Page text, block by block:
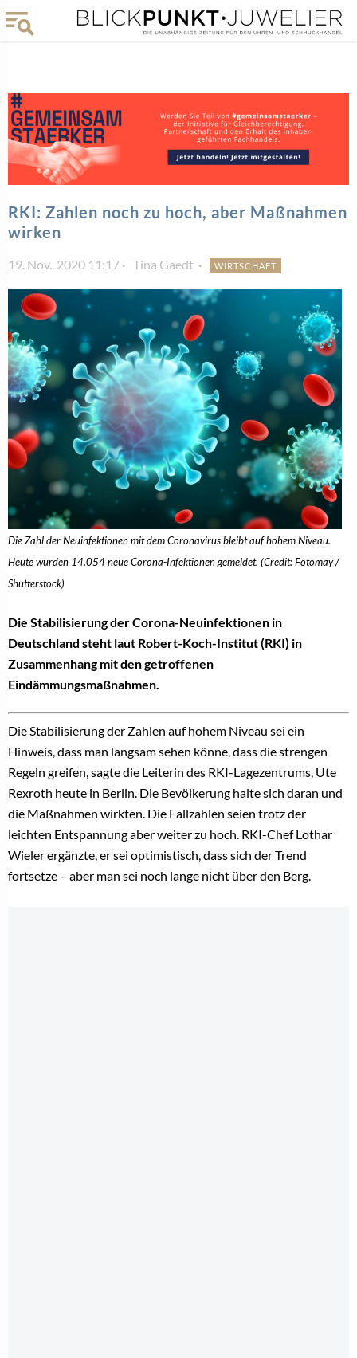
RKI: Zahlen noch zu hoch, aber Maßnahmen
wirken
19. Nov.. 2020 11:17 Tina Gaedt WIRTSCHAFT
Die Zahl der Neuinfektionen mit dem Coronavirus bleibt auf hohem Niveau.
Heute wurden 14.054 neue Corona-Infektionen gemeldet. (Credit: Fotomay /
Shutterstock)
Die Stabilisierung der Corona-Neuinfektionen in
Deutschland steht laut Robert-Koch-Institut (RKI) in
Zusammenhang mit den getroffenen
Eindämmungsmaßnahmen.
Die Stabilisierung der Zahlen auf hohem Niveau sei ein
Hinweis, dass man langsam sehen könne, dass die strengen
Regeln greifen, sagte die Leiterin des RKI-Lagezentrums, Ute
Rexroth heute in Berlin. Die Bevölkerung halte sich daran und
die Maßnahmen wirkten. Die Fallzahlen seien trotz der
leichten Entspannung aber weiter zu hoch. RKI-Chef Lothar
Wieler ergänzte, er sei optimistisch, dass sich der Trend
fortsetze – aber man sei noch lange nicht über den Berg.